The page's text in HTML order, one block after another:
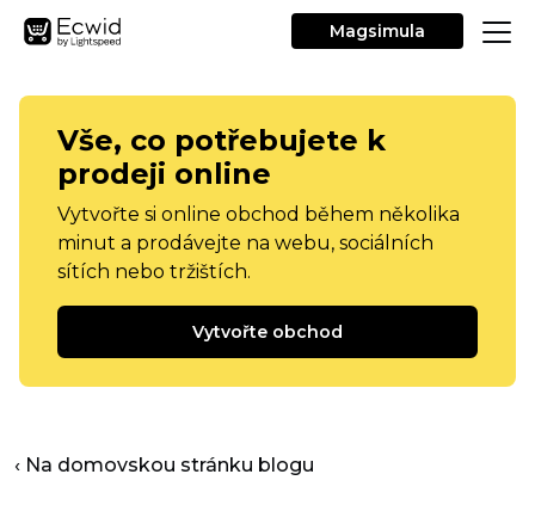
Magsimula
Vše, co potřebujete k
prodeji online
Vytvořte si online obchod během několika
minut a prodávejte na webu, sociálních
sítích nebo tržištích.
Vytvořte obchod
‹ Na domovskou stránku blogu